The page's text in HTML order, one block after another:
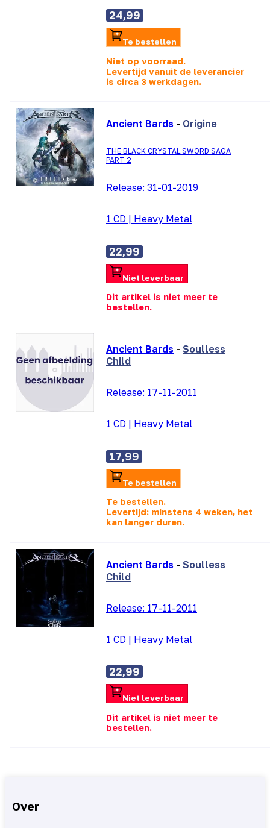
24,99
Te bestellen
Niet op voorraad.
Levertijd vanuit de leverancier
is circa 3 werkdagen.
Ancient Bards - Origine
THE BLACK CRYSTAL SWORD SAGA
PART 2
Release: 31-01-2019
1 CD | Heavy Metal
22,99
Niet leverbaar
Dit artikel is niet meer te
bestellen.
Ancient Bards - Soulless
Child
Release: 17-11-2011
1 CD | Heavy Metal
17,99
Te bestellen
Te bestellen.
Levertijd: minstens 4 weken, het
kan langer duren.
Ancient Bards - Soulless
Child
Release: 17-11-2011
1 CD | Heavy Metal
22,99
Niet leverbaar
Dit artikel is niet meer te
bestellen.
Over